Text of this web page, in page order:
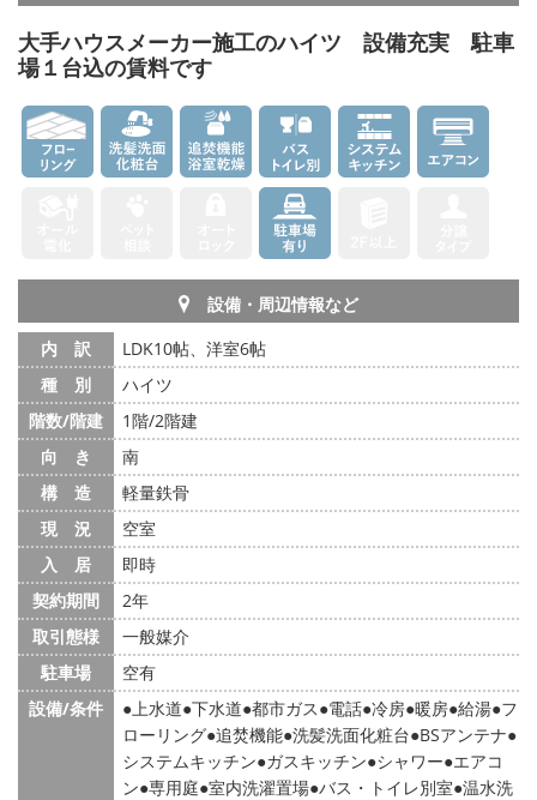
大手ハウスメーカー施工のハイツ 設備充実 駐車
場１台込の賃料です
設備・周辺情報など
内 訳
LDK10帖、洋室6帖
種 別
ハイツ
階数/階建
1階/2階建
向 き
南
構 造
軽量鉄骨
現 況
空室
入 居
即時
契約期間
2年
取引態様
一般媒介
駐車場
空有
設備/条件
上水道 下水道 都市ガス 電話 冷房 暖房 給湯 フ
ローリング 追焚機能 洗髪洗面化粧台 BSアンテナ
システムキッチン ガスキッチン シャワー エアコ
ン 専用庭 室内洗濯置場 バス・トイレ別室 温水洗